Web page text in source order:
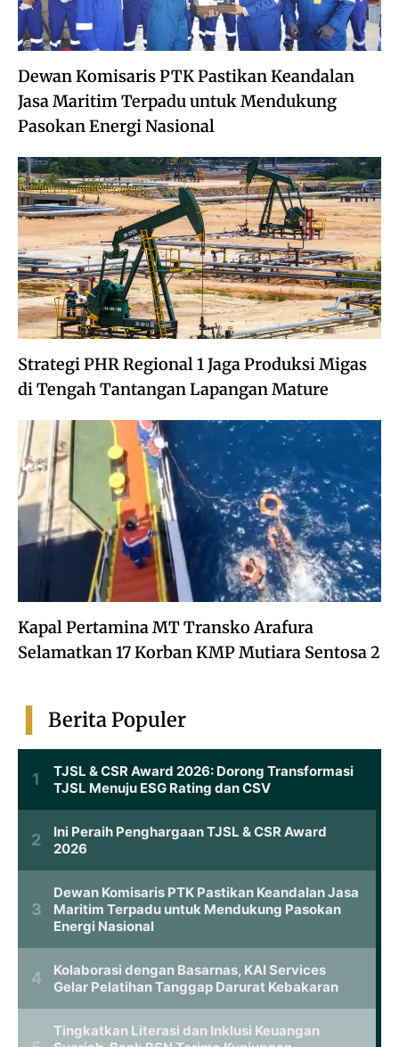
Dewan Komisaris PTK Pastikan Keandalan
Jasa Maritim Terpadu untuk Mendukung
Pasokan Energi Nasional
Strategi PHR Regional 1 Jaga Produksi Migas
di Tengah Tantangan Lapangan Mature
Kapal Pertamina MT Transko Arafura
Selamatkan 17 Korban KMP Mutiara Sentosa 2
Berita Populer